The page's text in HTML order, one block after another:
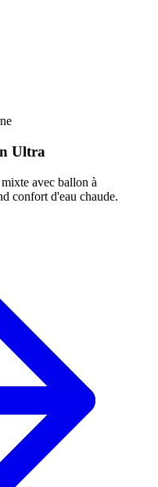
Ultra
avec ballon à
confort d'eau chaude.